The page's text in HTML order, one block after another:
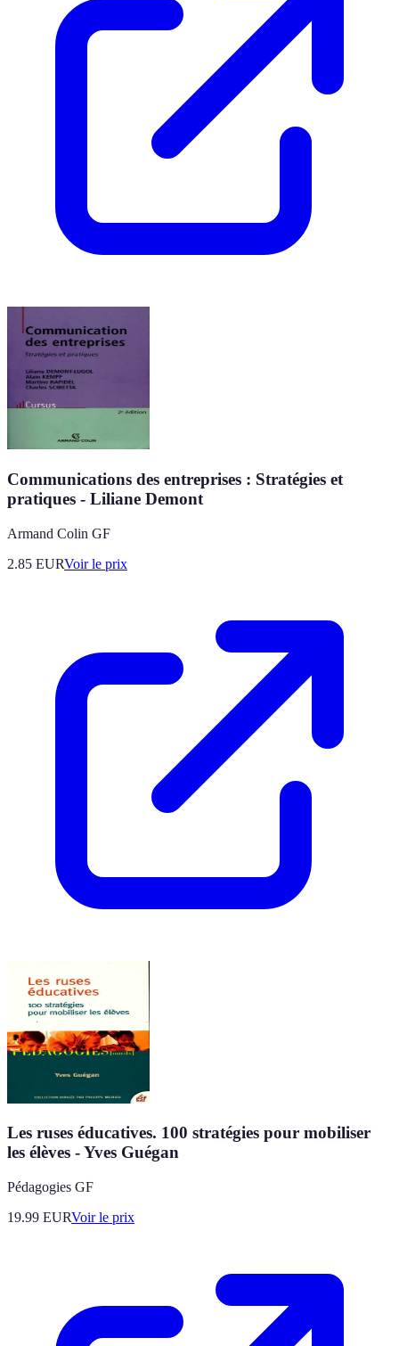
Communications des entreprises : Stratégies et
pratiques - Liliane Demont
Armand Colin GF
2.85 EURVoir le prix
Les ruses éducatives. 100 stratégies pour mobiliser
les élèves - Yves Guégan
Pédagogies GF
19.99 EURVoir le prix